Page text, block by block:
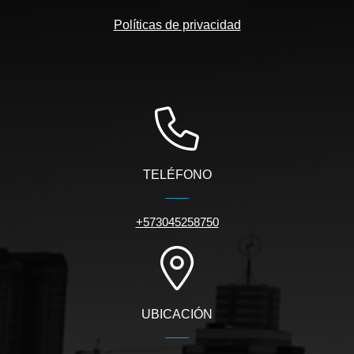
Políticas de privacidad
TELÉFONO
+573045258750
UBICACIÓN